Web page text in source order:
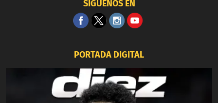
SÍGUENOS EN
PORTADA DIGITAL